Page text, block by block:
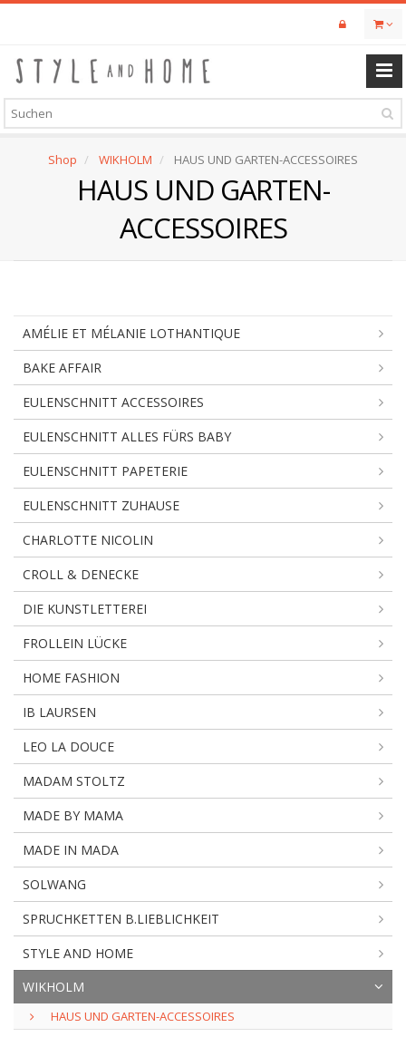
Skip
content
Shop WIKHOLM HAUS UND GARTEN-ACCESSOIRES
HAUS UND GARTEN-
ACCESSOIRES
AMÉLIE ET MÉLANIE LOTHANTIQUE
BAKE AFFAIR
EULENSCHNITT ACCESSOIRES
EULENSCHNITT ALLES FÜRS BABY
EULENSCHNITT PAPETERIE
EULENSCHNITT ZUHAUSE
CHARLOTTE NICOLIN
CROLL & DENECKE
DIE KUNSTLETTEREI
FROLLEIN LÜCKE
HOME FASHION
IB LAURSEN
LEO LA DOUCE
MADAM STOLTZ
MADE BY MAMA
MADE IN MADA
SOLWANG
SPRUCHKETTEN B.LIEBLICHKEIT
STYLE AND HOME
WIKHOLM
HAUS UND GARTEN-ACCESSOIRES